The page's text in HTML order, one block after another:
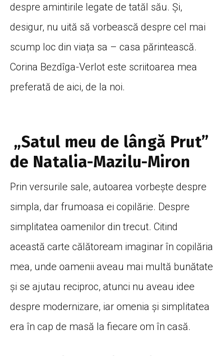
despre amintirile legate de tatăl său. Şi,
desigur, nu uită să vorbească despre cel mai
scump loc din viața sa – casa părintească.
Corina Bezdîga-Verlot este scriitoarea mea
preferată de aici, de la noi.
„Satul meu de lângă Prut”
de Natalia-Mazilu-Miron
Prin versurile sale, autoarea vorbeşte despre
simpla, dar frumoasa ei copilărie. Despre
simplitatea oamenilor din trecut. Citind
această carte călătoream imaginar în copilăria
mea, unde oamenii aveau mai multă bunătate
și se ajutau reciproc, atunci nu aveau idee
despre modernizare, iar omenia şi simplitatea
era în cap de masă la fiecare om în casă.